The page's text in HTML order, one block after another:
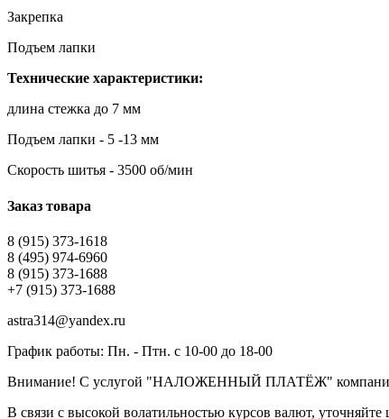
Закрепка
Подъем лапки
Технические характеристики:
длина стежка до 7 мм
Подъем лапки - 5 -13 мм
Скорость шитья - 3500 об/мин
Заказ товара
8 (915) 373-1618
8 (495) 974-6960
8 (915) 373-1688
+7 (915) 373-1688
astra314@yandex.ru
График работы: Пн. - Птн. с 10-00 до 18-00
Внимание! С услугой "НАЛОЖЕННЫЙ ПЛАТЁЖ" компания
В связи с высокой волатильностью курсов валют,